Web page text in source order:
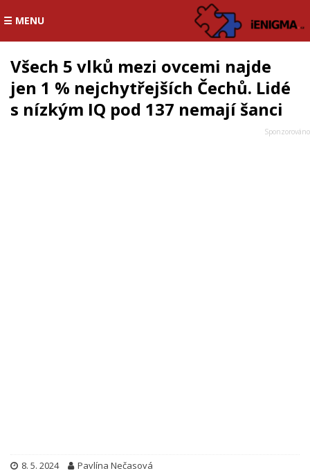
☰ MENU
Všech 5 vlků mezi ovcemi najde
jen 1 % nejchytřejších Čechů. Lidé
s nízkým IQ pod 137 nemají šanci
8. 5. 2024 Pavlína Nečasová